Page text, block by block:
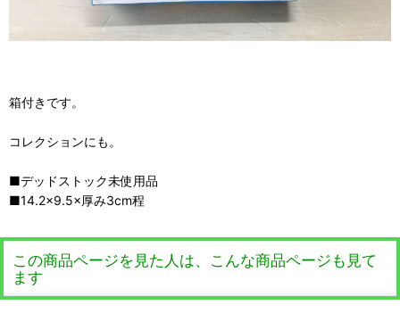
箱付きです。
コレクションにも。
■デッドストック未使用品
■14.2×9.5×厚み3cm程
この商品ページを見た人は、こんな商品ページも見て
ます